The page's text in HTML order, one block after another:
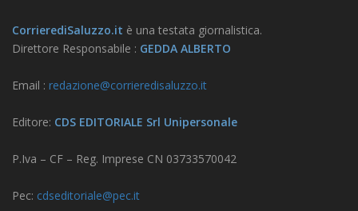
CorrierediSaluzzo.it è una testata giornalistica.
Direttore Responsabile : GEDDA ALBERTO
Email : redazione@corrieredisaluzzo.it
Editore: CDS EDITORIALE Srl Unipersonale
P.Iva – CF – Reg. Imprese CN 03733570042
Pec: cdseditoriale@pec.it